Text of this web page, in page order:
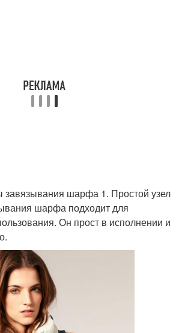
шарфа 1. Простой узел
шарфа подходит для
Он прост в исполнении и